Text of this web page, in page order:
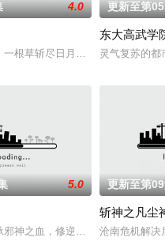
方桃子与伙伴们一边为救治师父
4.0
一根草斩尽日月星辰，弹指间天翻
更新至第
东大高武学
灵气复苏的
神丹耗尽心血却被红颜暗算，与
5.0
邪神之血，修逆天之力。
更新至第
斩神之凡尘
沧南危机解决